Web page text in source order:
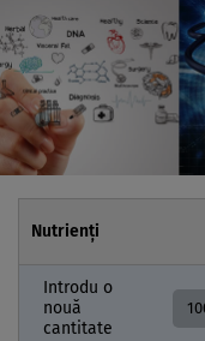
Nutrienți
Introdu o
nouă
cantitate